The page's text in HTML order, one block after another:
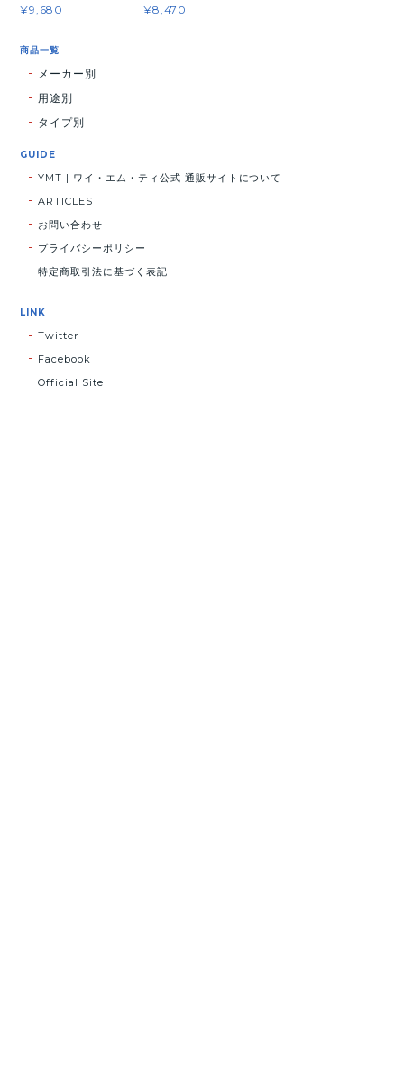
¥9,680
¥8,470
商品一覧
メーカー別
用途別
タイプ別
GUIDE
YMT | ワイ・エム・ティ公式 通販サイトについて
ARTICLES
お問い合わせ
プライバシーポリシー
特定商取引法に基づく表記
LINK
Twitter
Facebook
Official Site